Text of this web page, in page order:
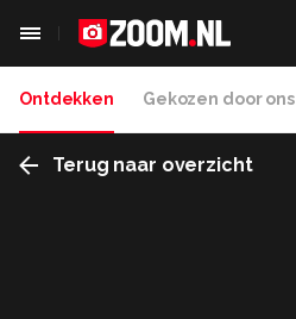
Ontdekken Gekozen door ons
Terug naar overzicht